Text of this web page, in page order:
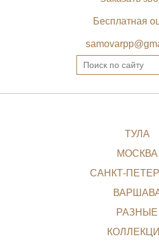
Бесплатная
ТУЛА
МОСКВА
САНКТ-
РАЗНЫЕ